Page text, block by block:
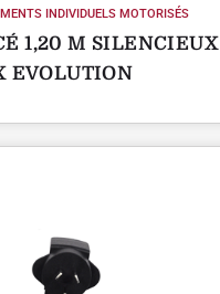
INDIVIDUELS MOTORISÉS
1,20 M SILENCIEUX
EVOLUTION